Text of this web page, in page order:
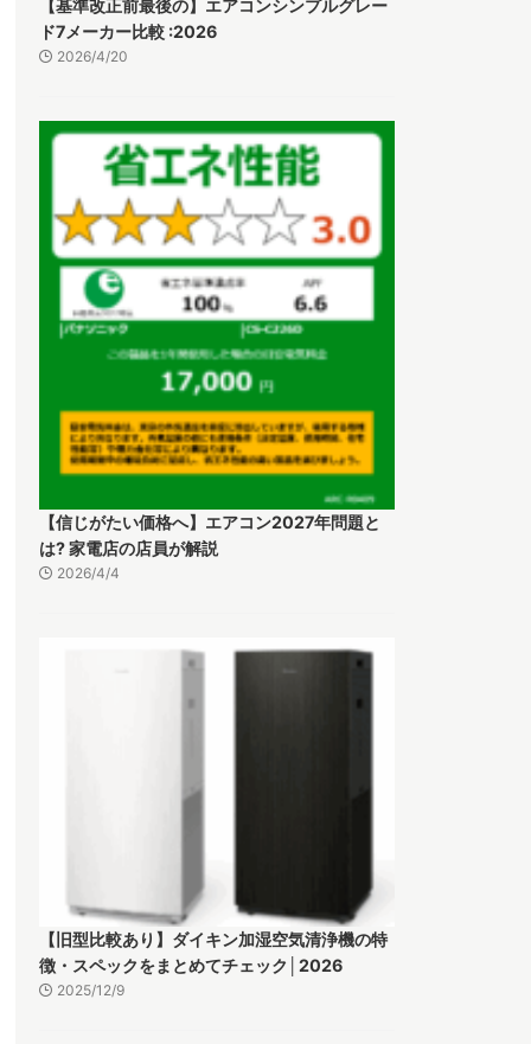
【基準改正前最後の】エアコンシンプルグレー
ド7メーカー比較 :2026
2026/4/20
【信じがたい価格へ】エアコン2027年問題と
は? 家電店の店員が解説
2026/4/4
【旧型比較あり】ダイキン加湿空気清浄機の特
徴・スペックをまとめてチェック│2026
2025/12/9